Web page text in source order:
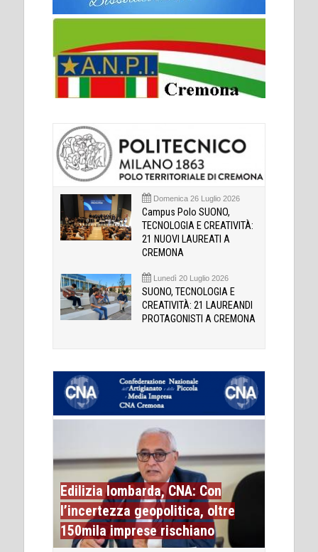
Domenica 26 Luglio 2026
Campus Polo SUONO,
TECNOLOGIA E CREATIVITÀ:
21 NUOVI LAUREATI A
CREMONA
Lunedì 20 Luglio 2026
SUONO, TECNOLOGIA E
CREATIVITÀ: 21 LAUREANDI
PROTAGONISTI A CREMONA
Edilizia lombarda, CNA: Con
l’incertezza geopolitica, oltre
150mila imprese rischiano